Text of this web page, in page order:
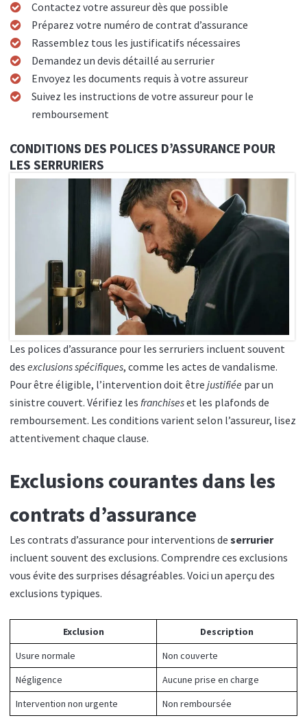
Contactez votre assureur dès que possible
Préparez votre numéro de contrat d’assurance
Rassemblez tous les justificatifs nécessaires
Demandez un devis détaillé au serrurier
Envoyez les documents requis à votre assureur
Suivez les instructions de votre assureur pour le
remboursement
CONDITIONS DES POLICES D’ASSURANCE POUR
LES SERRURIERS
Les polices d’assurance pour les serruriers incluent souvent
des exclusions spécifiques, comme les actes de vandalisme.
Pour être éligible, l’intervention doit être justifiée par un
sinistre couvert. Vérifiez les franchiseset les plafonds de
remboursement. Les conditions varient selon l’assureur, lisez
attentivement chaque clause.
Exclusions courantes dans les
contrats d’assurance
Les contrats d’assurance pour interventions de serrurier
incluent souvent des exclusions. Comprendre ces exclusions
vous évite des surprises désagréables. Voici un aperçu des
exclusions typiques.
Exclusion
Description
Usure normale
Non couverte
Négligence
Aucune prise en charge
Intervention non urgente
Non remboursée